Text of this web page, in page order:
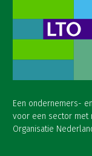
Een ondernemers-
voor een sector met
Organisatie